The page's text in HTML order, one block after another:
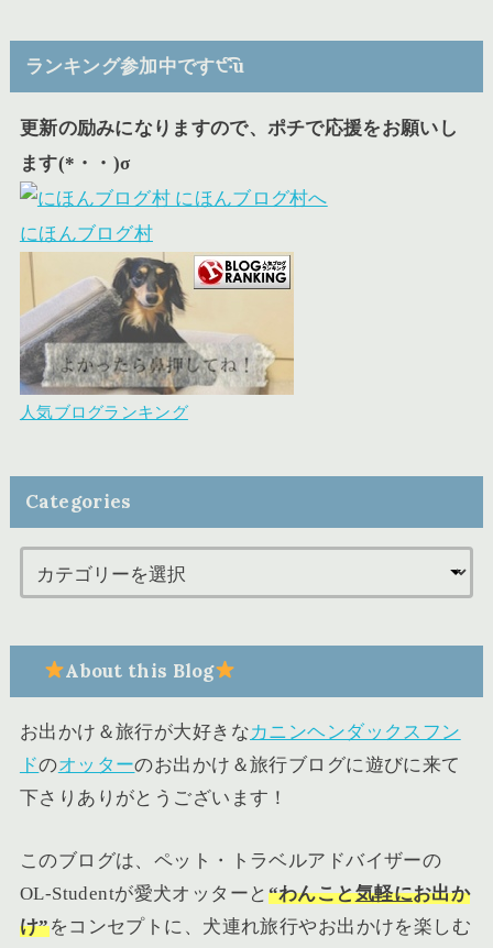
ランキング参加中です੯‧̀͡u
更新の励みになりますので、ポチで応援をお願いし
ます(*・・)σ
にほんブログ村
人気ブログランキング
Categories
About this Blog
お出かけ＆旅行が大好きなカニンヘンダックスフン
ドのオッターのお出かけ＆旅行ブログに遊びに来て
下さりありがとうございます！
このブログは、ペット・トラベルアドバイザーの
OL-Studentが愛犬オッターと “わんこと気軽にお出か
け”をコンセプトに、犬連れ旅行やお出かけを楽しむ